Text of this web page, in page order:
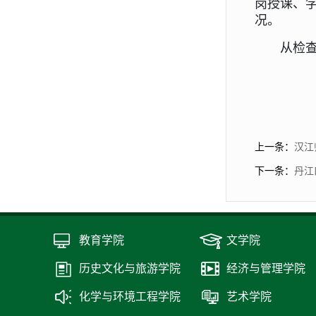
岗授课、
况。
从检
上一条： 汉
下一条： 丹江
教育学院 文学院
历史文化与旅游学院 经济与管理学院
化学与环境工程学院 艺术学院